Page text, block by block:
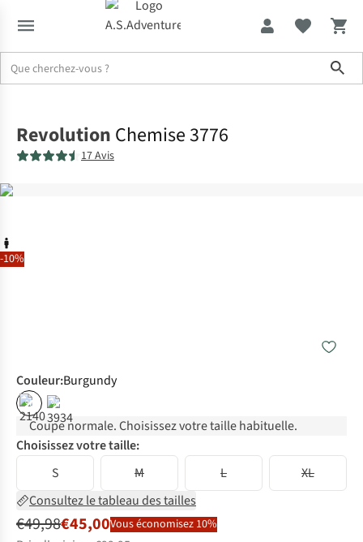
-10%
Revolution Chemise 3776
17 Avis
Couleur:Burgundy
% %
Coupe normale. Choisissez votre taille habituelle.
Choisissez votre taille:
S
M L
XL
Consultez le tableau des tailles
€49,98€45,00Vous économisez 10%